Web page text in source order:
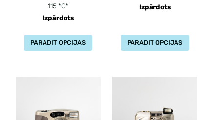
115 *C*
Izpārdots
PARĀDĪT OPCIJAS
Izpārdots
PARĀDĪT OPCIJAS